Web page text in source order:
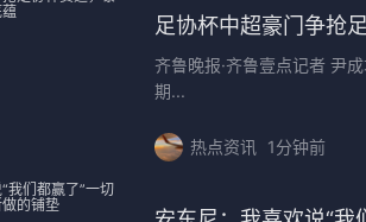
足协杯中超豪门争抢
齐鲁晚报·齐鲁壹点记者 尹
期...
热点资讯 1分钟前